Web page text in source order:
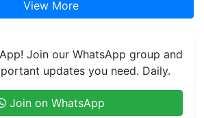
View More
Join our WhatsApp group and
updates you need. Daily.
Join on WhatsApp